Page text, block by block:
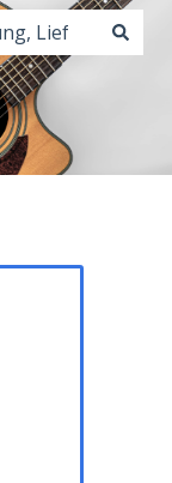
leer ist.